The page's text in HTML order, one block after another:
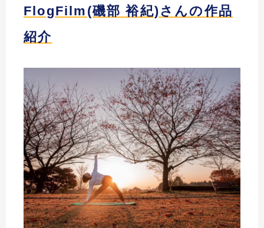
FlogFilm(磯部 裕紀)さんの作品
紹介